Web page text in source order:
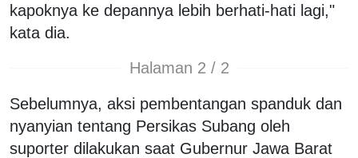
kapoknya ke depannya lebih berhati-hati lagi,"
kata dia.
Halaman 2 / 2
Sebelumnya, aksi pembentangan spanduk dan
nyanyian tentang Persikas Subang oleh
suporter dilakukan saat Gubernur Jawa Barat